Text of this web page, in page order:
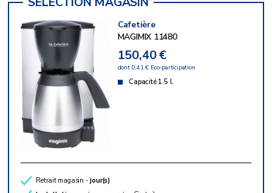
Cafetière
MAGIMIX 11480
150,40 €
dont 0,41 € Eco-participation
Capacité 1.5 l.
Retrait magasin -jour(s)